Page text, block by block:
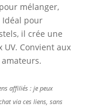
mélanger,
Idéal pour
il crée une
Convient aux
affiliés : je peux
via ces liens, sans